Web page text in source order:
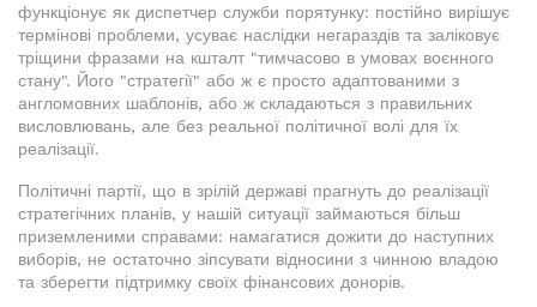
функціонує як диспетчер служби порятунку: постійно вирішує
термінові проблеми, усуває наслідки негараздів та заліковує
тріщини фразами на кшталт "тимчасово в умовах воєнного
стану". Його "стратегії" або ж є просто адаптованими з
англомовних шаблонів, або ж складаються з правильних
висловлювань, але без реальної політичної волі для їх
реалізації.
Політичні партії, що в зрілій державі прагнуть до реалізації
стратегічних планів, у нашій ситуації займаються більш
приземленими справами: намагатися дожити до наступних
виборів, не остаточно зіпсувати відносини з чинною владою
та зберегти підтримку своїх фінансових донорів.